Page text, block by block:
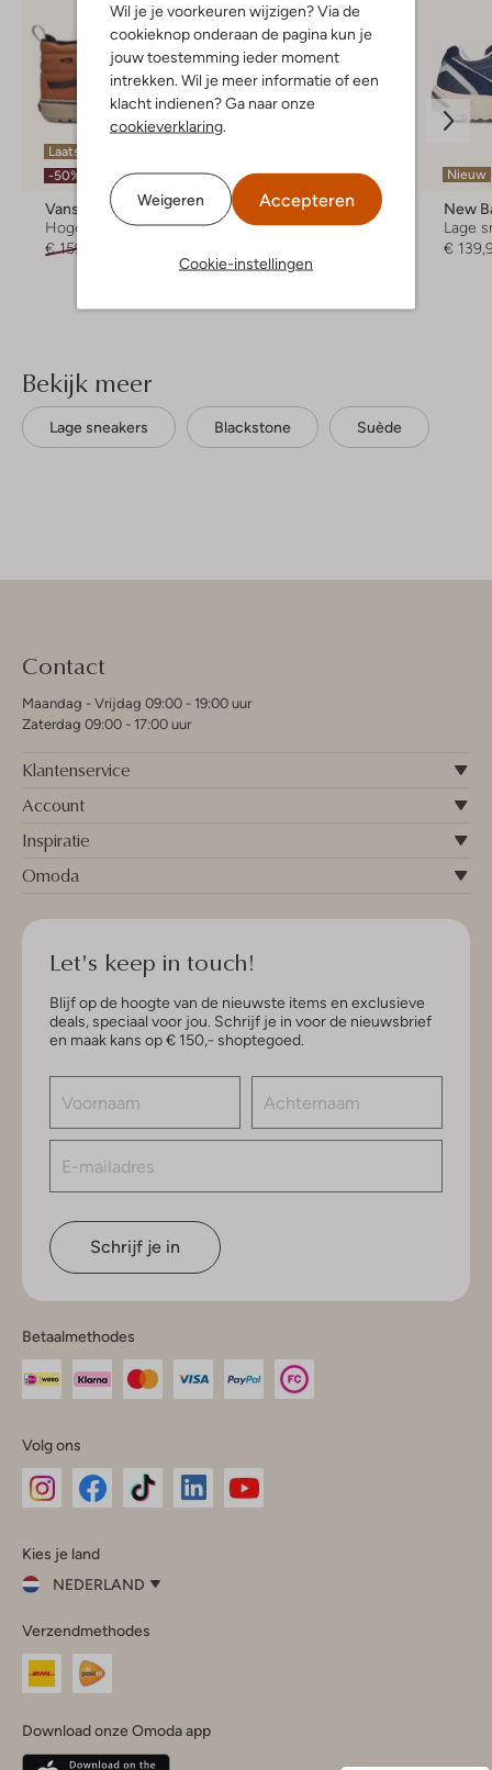
Wil je je voorkeuren wijzigen? Via de
cookieknop onderaan de pagina kun je
jouw toestemming ieder moment
intrekken. Wil je meer informatie of een
klacht indienen? Ga naar onze
cookieverklaring.
Weigeren Accepteren
Cookie-instellingen
Laatste item
-50%
Vans
Hoge sneakers
€ 159,95
-30%
New Balance
Lage sneakers
Nieuw
New
Lage
€
Bekijk meer
Lage sneakers Blackstone Suède
Contact
Maandag - Vrijdag 09:00 - 19:00 uur
Zaterdag 09:00 - 17:00 uur
Klantenservice
Account
Inspiratie
Omoda
Let's keep in touch!
Blijf op de hoogte van de nieuwste items en exclusieve
deals, speciaal voor jou. Schrijf je in voor de nieuwsbrief
en maak kans op € 150,- shoptegoed.
Schrijf je in
Betaalmethodes
Volg ons
InstagramFacebook
Kies je land
NEDERLAND
je
land
Nederland
Belgique(Français)
Verzendmethodes
Download onze Omoda app